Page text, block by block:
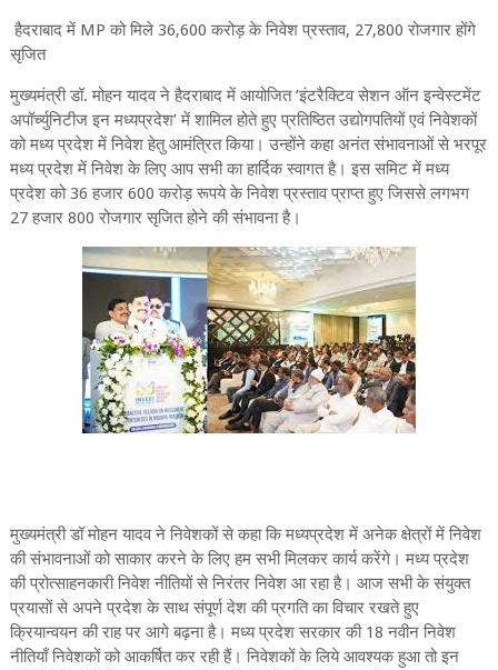
हैदराबाद में MP को मिले 36,600 करोड़ के निवेश प्रस्ताव, 27,800 रोजगार होंगे
सृजित
मुख्यमंत्री डॉ. मोहन यादव ने हैदराबाद में आयोजित ‘इंटरैक्टिव सेशन ऑन इन्वेस्टमेंट
अपॉर्च्युनिटीज इन मध्यप्रदेश’ में शामिल होते हुए प्रतिष्ठित उद्योगपतियों एवं निवेशकों
को मध्य प्रदेश में निवेश हेतु आमंत्रित किया। उन्होंने कहा अनंत संभावनाओं से भरपूर
मध्य प्रदेश में निवेश के लिए आप सभी का हार्दिक स्वागत है। इस समिट में मध्य
प्रदेश को 36 हजार 600 करोड़ रूपये के निवेश प्रस्ताव प्राप्त हुए जिससे लगभग
27 हजार 800 रोजगार सृजित होने की संभावना है।
मुख्यमंत्री डॉ मोहन यादव ने निवेशकों से कहा कि मध्यप्रदेश में अनेक क्षेत्रों में निवेश
की संभावनाओं को साकार करने के लिए हम सभी मिलकर कार्य करेंगे। मध्य प्रदेश
की प्रोत्साहनकारी निवेश नीतियों से निरंतर निवेश आ रहा है। आज सभी के संयुक्त
प्रयासों से अपने प्रदेश के साथ संपूर्ण देश की प्रगति का विचार रखते हुए
क्रियान्वयन की राह पर आगे बढ़ना है। मध्य प्रदेश सरकार की 18 नवीन निवेश
नीतियाँ निवेशकों को आकर्षित कर रही हैं। निवेशकों के लिये आवश्यक हुआ तो इन